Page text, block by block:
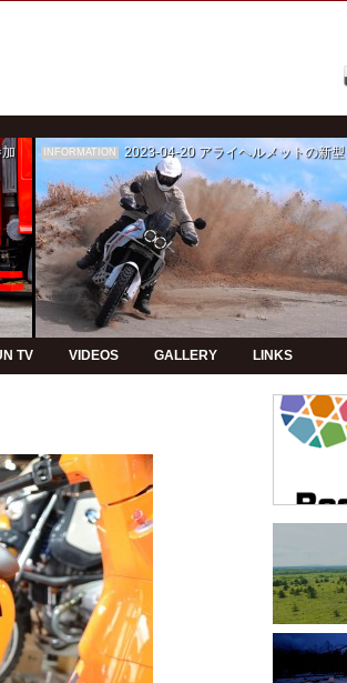
INFORMATION 2023-04-20 アライヘルメットの新型モデルPVの制
TV VIDEOS GALLERY LINKS